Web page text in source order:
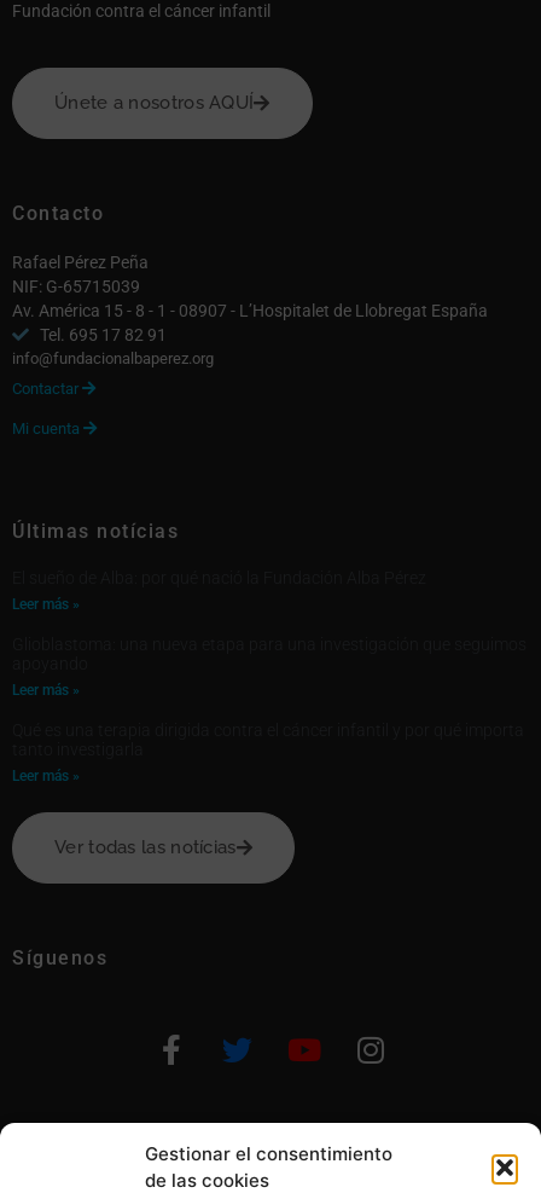
Gestionar el consentimiento
de las cookies
Fundación contra el cáncer infantil
Únete a nosotros AQUÍ
Contacto
Rafael Pérez Peña
NIF: G-65715039
Av. América 15 - 8 - 1 - 08907 - L’Hospitalet de Llobregat España
Tel. 695 17 82 91
info@fundacionalbaperez.org
Contactar 
Mi cuenta 
Últimas notícias
Leer más »
Leer más »
Leer más »
Ver todas las notícias
Síguenos
Otras formas de ayudar